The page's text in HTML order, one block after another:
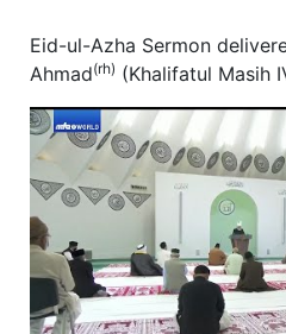
Eid-ul-Azha Sermon
Ahmad(rh) (Khalifatul Masih